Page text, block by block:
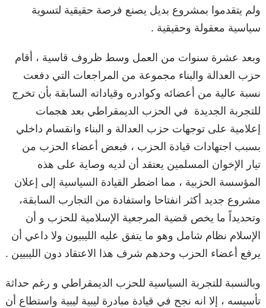
ولم يتقدموا بمشروع بديل يصنع فرصة حقيقية لتسوية
سياسية معقولة وحقيقية .
وبعد عشرة سنوات من العمل وسط ظروف قاسية ، أقام
حزب العدالة والبناء مجموعة من المراجعات التي دفعت
نسبة عالية من أعضائه وكوادره وقياداته السابقة بأن تخرج
للتجربة الجديدة في الحزب الديمقراطي بعد هجمات
إعلامية على توجهات حزب العدالة و البناء وانقسام داخلي
بسبب اجتهادات قيادة الحزب ، فبعض أعضاء الحزب من
تيار الإخوان المسلمين يعتقد أن لديه وصاية على هذه
المؤسسة الحزبية ، مما اضطر القيادة السياسية إلى إعلان
مشروع جديد أكثر انفتاحا واستفادة من التجارب السابقة،
وتحديداً ما يخص قضية المرجعية الإسلامية للحزب و أن
الإسلام نظام شامل وهو ما يتفق عليه الليبيون ولا داعي أن
يرفع أعضاء الحزب وحدهم شرف هذا الاعتقاد دون الليبيين .
وبالنسبة للتجربة السياسية للحزب الديمقراطي و رغم حداثة
تأسيسه ، إلا انه نجح في قيادة مبادرة ليبية ليبية واستطاع أن